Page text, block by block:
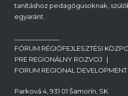
tanításhoz pedagógusoknak,
egyaránt.
FÓRUM RÉGIÓFEJLESZTÉSI
PRE REGIONÁLNY ROZVOJ |
FORUM REGIONAL DEVELOPMENT
Parková 4, 931 01 Šamorín, SK